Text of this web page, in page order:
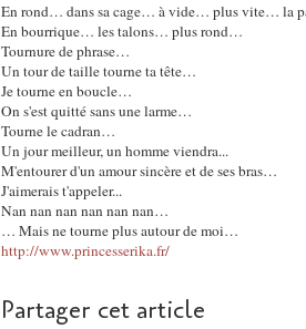
En rond… dans sa cage… à vide… plus vite… la
En bourrique… les talons… plus rond…
Tournure de phrase…
Un tour de taille tourne ta tête…
Je tourne en boucle…
On s'est quitté sans une larme…
Tourne le cadran…
Un jour meilleur, un homme viendra...
M'entourer d'un amour sincère et de ses bras…
J'aimerais t'appeler...
Nan nan nan nan nan nan…
… Mais ne tourne plus autour de moi…
http://www.princesserika.fr/
Partager cet article